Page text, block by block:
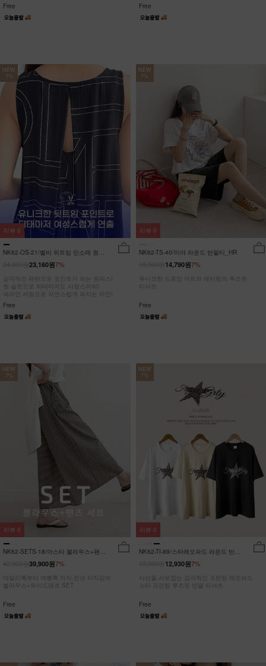
Free
Free
NEW
7%
NK62-OS-21/벨비 뒤트임 민소매 원피
7%
23,160원
감각적인 패턴으로 포인트가 되는 원피스!
뒷 슬릿으로 뒤태마저도 사랑스러워!
넥라인 셔링으로 자연스럽게 퍼지는 라인!
Free
리뷰 0
NEW
7%
NK62-TS-40/미야 라운드 반팔티_HR
7%
14,790원
유니크한 드로잉 아트와 레터링의 루즈핏
티셔츠
Free
리뷰 0
NEW
7%
NK62-SETS-18/아스타 블라우스+팬츠
7%
39,900원
데일리룩부터 여행룩 까지,린넨 터치감의
블라우스+와이드팬츠 SET
Free
리뷰 0
NEW
7%
NK62-TI-89/스타레오파드 라운드 반팔
7%
12,930원
시선을 사로잡는 감각적인 프린팅 레오파드
스타 프린팅 루즈핏 반팔 티셔츠
Free
리뷰 0